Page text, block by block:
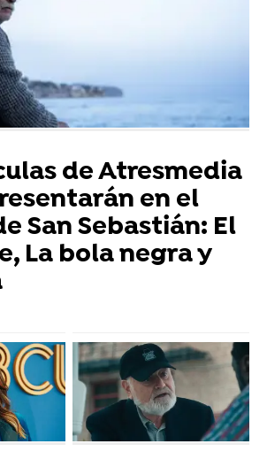
de Atresmedia
en el
San Sebastián: El
La bola negra y